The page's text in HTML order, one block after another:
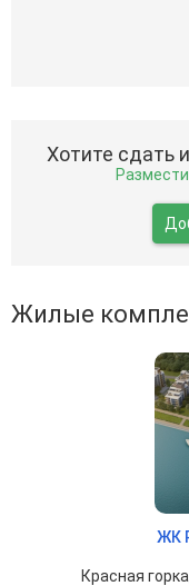
Хотите сдать
Жилые
ЖК
Красная